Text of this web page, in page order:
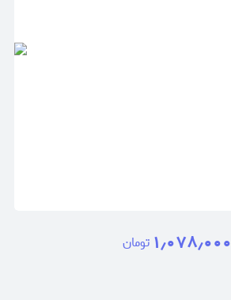
۱٫۰۷۸٫۰۰۰ تومان